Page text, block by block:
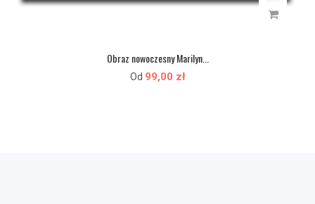
Obraz nowoczesny Marilyn...
Od 99,00 zł